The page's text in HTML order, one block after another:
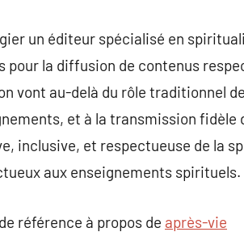
un éditeur spécialisé en
pour la diffusion de contenus
vont au-delà du rôle traditionnel
et à la transmission
inclusive, et respectueuse de la
aux enseignements spirituels.
référence à propos de après-vie